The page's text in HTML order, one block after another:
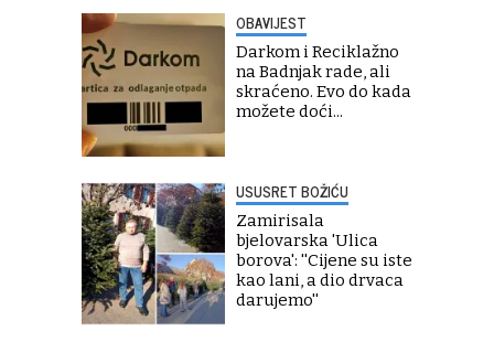
OBAVIJEST
Darkom i Reciklažno
na Badnjak rade, ali
skraćeno. Evo do kada
možete doći...
USUSRET BOŽIĆU
Zamirisala
bjelovarska 'Ulica
borova': ''Cijene su iste
kao lani, a dio drvaca
darujemo''